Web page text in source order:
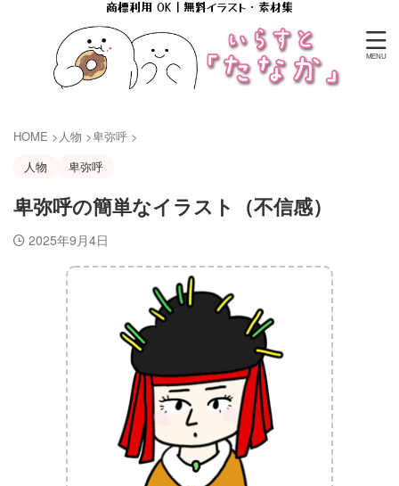
商標利用 OK｜無料イラスト・素材集
HOME > 人物 >卑弥呼 >
人物
卑弥呼
卑弥呼の簡単なイラスト（不信感）
2025年9月4日